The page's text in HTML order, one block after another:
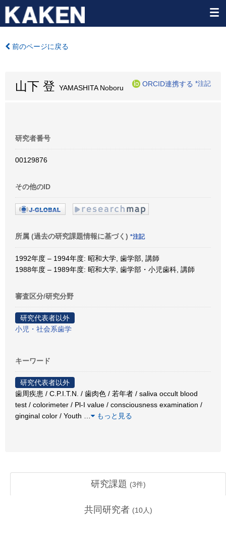
前のページに戻る
山下 登 YAMASHITA Noboru
ORCID連携する *注記
研究者番号
00129876
その他のID
所属 (過去の研究課題情報に基づく) *注記
1992年度 – 1994年度: 昭和大学, 歯学部, 講師
1988年度 – 1989年度: 昭和大学, 歯学部・小児歯科, 講師
審査区分/研究分野
研究代表者以外
小児・社会系歯学
キーワード
研究代表者以外
歯周疾患 / C.P.I.T.N. / 歯肉色 / 若年者 / saliva occult blood
test / colorimeter / Pl-I value / consciousness examination /
ginginal color / Youth
もっと見る
研究課題 (3件)
共同研究者 (10人)